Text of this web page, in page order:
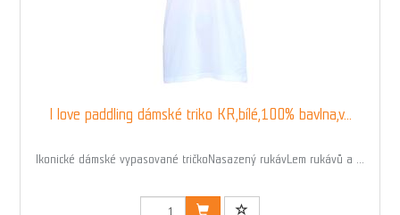
I love paddling dámské triko KR,bílé,100% bavlna,v...
Ikonické dámské vypasované tričkoNasazený rukávLem rukávů a ...
Kód: 7000461_WHITE_L